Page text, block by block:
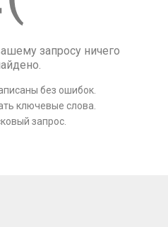
запросу ничего
без ошибок.
ключевые слова.
запрос.